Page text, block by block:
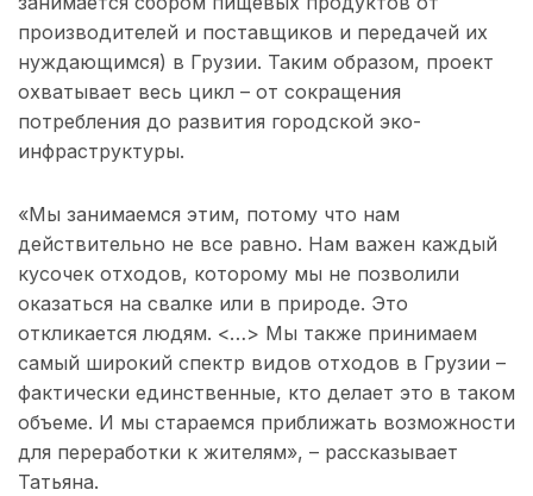
производителей и поставщиков и передачей их
нуждающимся) в Грузии. Таким образом, проект
охватывает весь цикл – от сокращения
потребления до развития городской эко-
инфраструктуры.
«Мы занимаемся этим, потому что нам
действительно не все равно. Нам важен каждый
кусочек отходов, которому мы не позволили
оказаться на свалке или в природе. Это
откликается людям. <…> Мы также принимаем
самый широкий спектр видов отходов в Грузии –
фактически единственные, кто делает это в таком
объеме. И мы стараемся приближать возможности
для переработки к жителям», – рассказывает
Татьяна.